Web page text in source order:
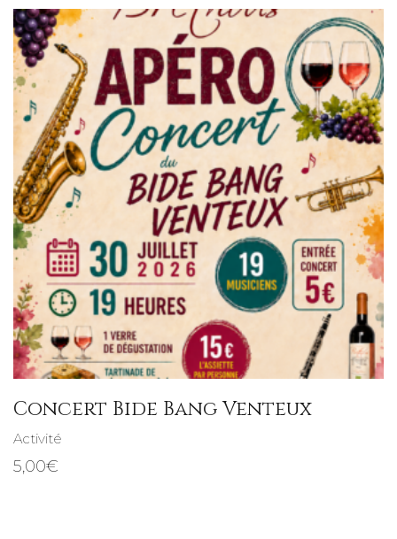
Concert Bide Bang Venteux
Activité
5,00€